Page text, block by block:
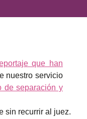
que han
nuestro servicio
de separación y
sin recurrir al juez.